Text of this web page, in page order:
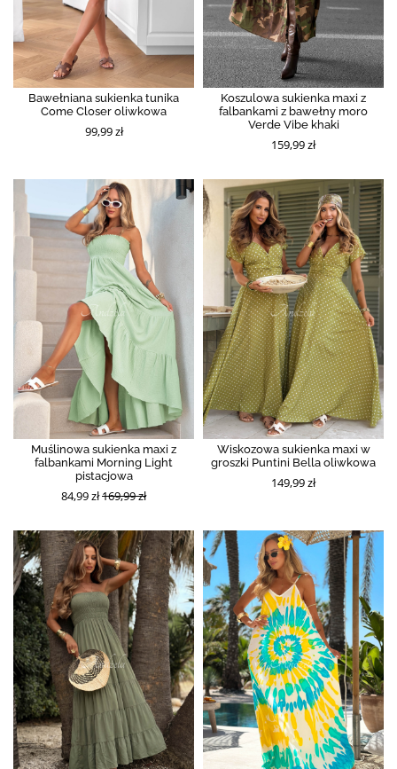
Bawełniana sukienka tunika
Come Closer oliwkowa
99,99 zł
Koszulowa sukienka maxi z
falbankami z bawełny moro
Verde Vibe khaki
159,99 zł
Muślinowa sukienka maxi z
falbankami Morning Light
pistacjowa
84,99 zł169,99 zł
Wiskozowa sukienka maxi w
groszki Puntini Bella oliwkowa
149,99 zł